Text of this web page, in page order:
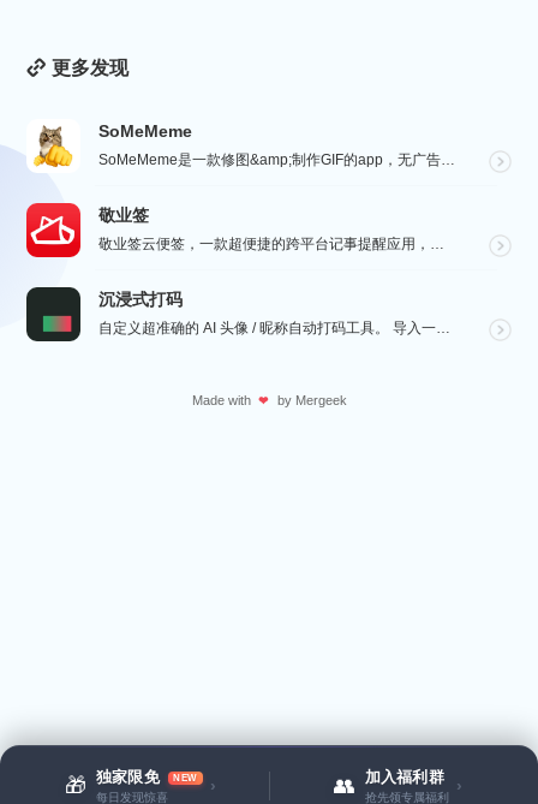
🎁 独家限免 NEW
每日发现惊喜
› 👥 加入福利群
抢先领专属福利
›
更多发现
SoMeMeme
SoMeMeme是一款修图&amp;制作GIF的app，无广告，无水印，专注于修图和将你相册中的视频...
敬业签
敬业签云便签，一款超便捷的跨平台记事提醒应用，电脑手机云同步，覆盖多系统。它不仅是个性化便签，更是智...
沉浸式打码
自定义超准确的 AI 头像 / 昵称自动打码工具。 导入一张微信聊天截图，或者抖音/小红书/微博评论...
Made with ❤ by Mergeek